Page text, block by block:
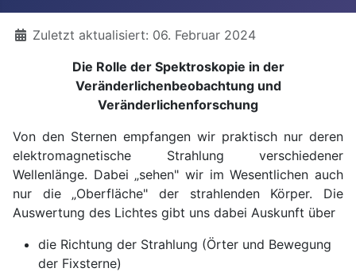
DetailsZuletzt aktualisiert: 06. Februar 2024
Die Rolle der Spektroskopie in der
Veränderlichenbeobachtung und
Veränderlichenforschung
Von den Sternen empfangen wir praktisch nur deren
elektromagnetische Strahlung verschiedener
Wellenlänge. Dabei „sehen" wir im Wesentlichen auch
nur die „Oberfläche" der strahlenden Körper. Die
Auswertung des Lichtes gibt uns dabei Auskunft über
die Richtung der Strahlung (Örter und Bewegung
der Fixsterne)